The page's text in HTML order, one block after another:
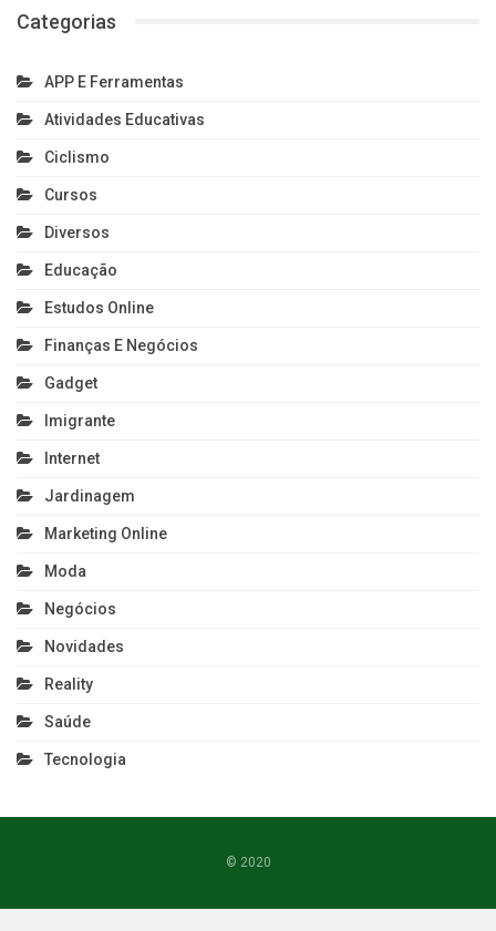
Categorias
APP E Ferramentas
Atividades Educativas
Ciclismo
Cursos
Diversos
Educação
Estudos Online
Finanças E Negócios
Gadget
Imigrante
Internet
Jardinagem
Marketing Online
Moda
Negócios
Novidades
Reality
Saúde
Tecnologia
© 2020